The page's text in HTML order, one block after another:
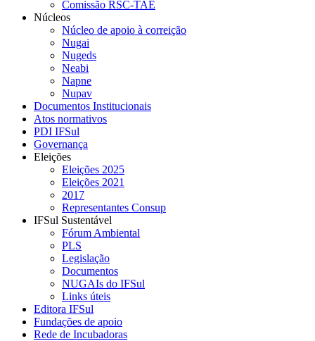
Comissão RSC-TAE
Núcleos
Núcleo de apoio à correição
Nugai
Nugeds
Neabi
Napne
Nupav
Documentos Institucionais
Atos normativos
PDI IFSul
Governança
Eleições
Eleições 2025
Eleições 2021
2017
Representantes Consup
IFSul Sustentável
Fórum Ambiental
PLS
Legislação
Documentos
NUGAIs do IFSul
Links úteis
Editora IFSul
Fundações de apoio
Rede de Incubadoras